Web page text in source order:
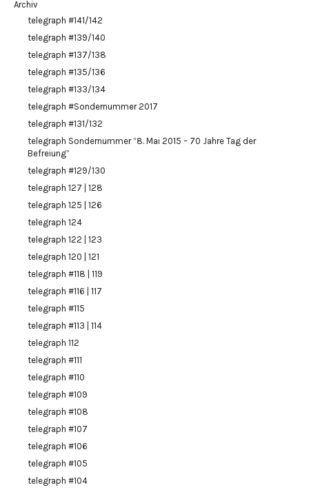
Archiv
telegraph #141/142
telegraph #139/140
telegraph #137/138
telegraph #135/136
telegraph #133/134
telegraph #Sondernummer 2017
telegraph #131/132
telegraph Sondernummer “8. Mai 2015 – 70 Jahre Tag der
Befreiung”
telegraph #129/130
telegraph 127 | 128
telegraph 125 | 126
telegraph 124
telegraph 122 | 123
telegraph 120 | 121
telegraph #118 | 119
telegraph #116 | 117
telegraph #115
telegraph #113 | 114
telegraph 112
telegraph #111
telegraph #110
telegraph #109
telegraph #108
telegraph #107
telegraph #106
telegraph #105
telegraph #104